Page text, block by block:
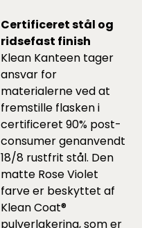
Certificeret stål og
ridsefast finish
Klean Kanteen tager
ansvar for
materialerne ved at
fremstille flasken i
certificeret 90% post-
consumer genanvendt
18/8 rustfrit stål. Den
matte Rose Violet
farve er beskyttet af
Klean Coat®
pulverlakering, som er